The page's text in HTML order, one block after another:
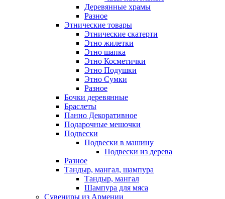
Деревянные храмы
Разное
Этнические товары
Этнические скатерти
Этно жилетки
Этно шапка
Этно Косметички
Этно Подушки
Этно Сумки
Разное
Бочки деревянные
Браслеты
Панно Декоративное
Подарочные мешочки
Подвески
Подвески в машину
Подвески из дерева
Разное
Тандыр, мангал, шампура
Тандыр, мангал
Шампура для мяса
Сувениры из Армении